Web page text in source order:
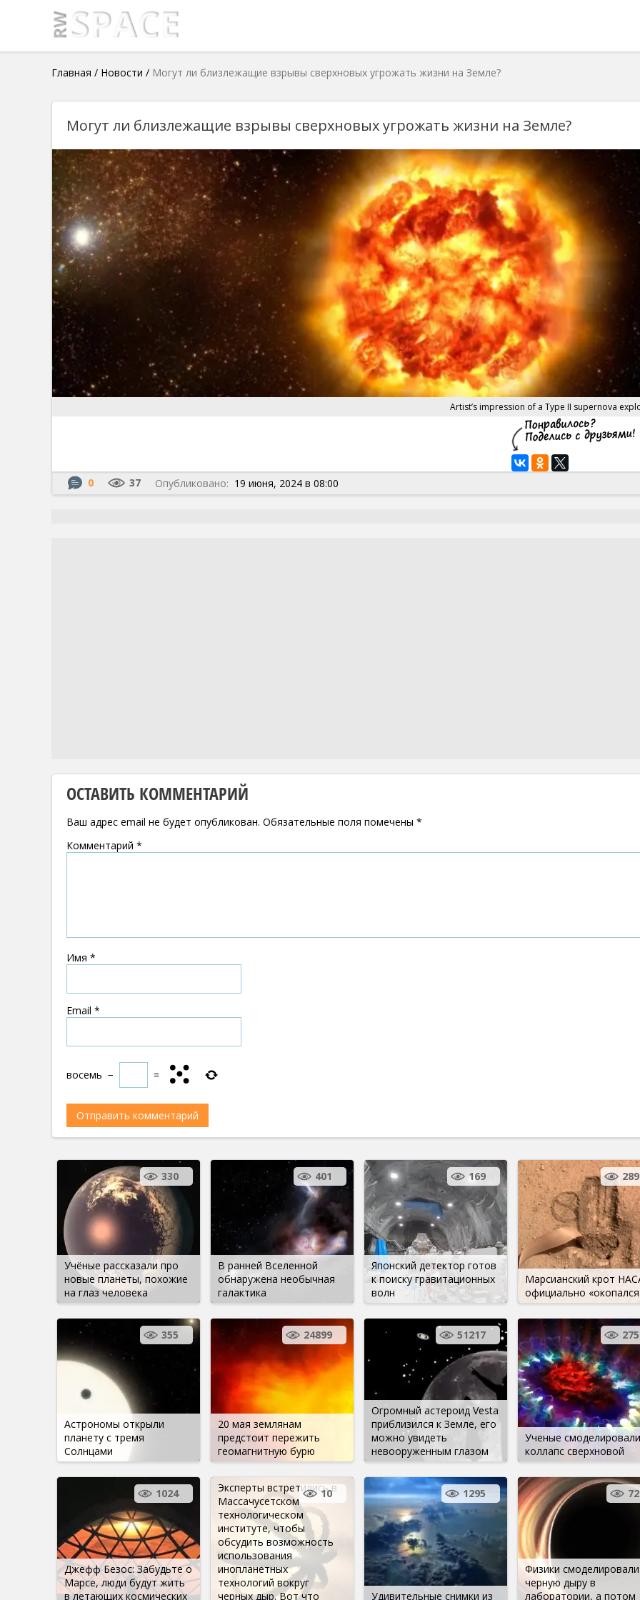
Главная / Новости / Могут ли близлежащие взрывы сверхновых угрожать жизни на Земле?
Могут ли близлежащие взрывы сверхновых угрожать жизни на Земле?
Artist’s impression of a Type II supernova
0 37 Опубликовано: 19 июня, 2024 в 08:00
ОСТАВИТЬ КОММЕНТАРИЙ
Ваш адрес email не будет опубликован. Обязательные поля помечены *
Комментарий *
Имя *
Email *
восемь − =
Учёные рассказали про
новые планеты, похожие
на глаз человека
330
В ранней Вселенной
обнаружена необычная
галактика
401
Японский детектор готов
к поиску гравитационных
волн
169
Марсианский крот
официально
289
Астрономы открыли
планету с тремя
Солнцами
355
20 мая землянам
предстоит пережить
геомагнитную бурю
24899
Огромный астероид Vesta
приблизился к Земле, его
можно увидеть
невооруженным глазом
51217
Ученые смоделировали
коллапс сверхновой
275
Джефф Безос: Забудьте о
Марсе, люди будут жить
в летающих космических
1024
Эксперты встретились в
Массачусетском
технологическом
институте, чтобы
обсудить возможность
использования
инопланетных
технологий вокруг
черных дыр. Вот что
10
Удивительные снимки из
1295
Физики смоделировали
черную дыру в
лаборатории, а потом
72